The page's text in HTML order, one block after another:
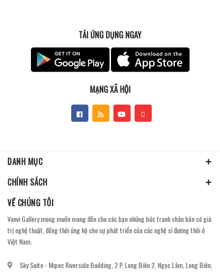
TẢI ỨNG DỤNG NGAY
MẠNG XÃ HỘI
DANH MỤC
CHÍNH SÁCH
VỀ CHÚNG TÔI
Vanvi Gallery mong muốn mang đến cho các bạn những bức tranh chân bản có giá
trị nghệ thuật, đồng thời ủng hộ cho sự phát triển của các nghệ sĩ đương thời ở
Việt Nam.
Sky Suite - Mipec Riverside Building, 2 P. Long Biên 2, Ngọc Lâm, Long Biên,